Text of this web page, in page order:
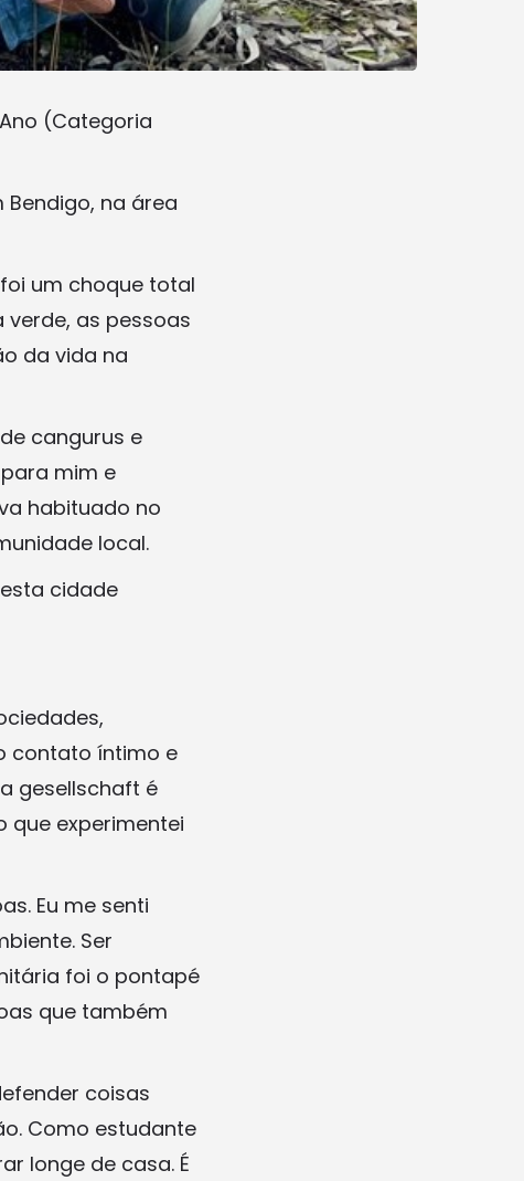
(Categoria
na área
um choque total
as pessoas
da vida na
cangurus e
mim e
habituado no
local.
cidade
contato íntimo e
gesellschaft é
que experimentei
Eu me senti
Ser
foi o pontapé
que também
coisas
Como estudante
longe de casa. É